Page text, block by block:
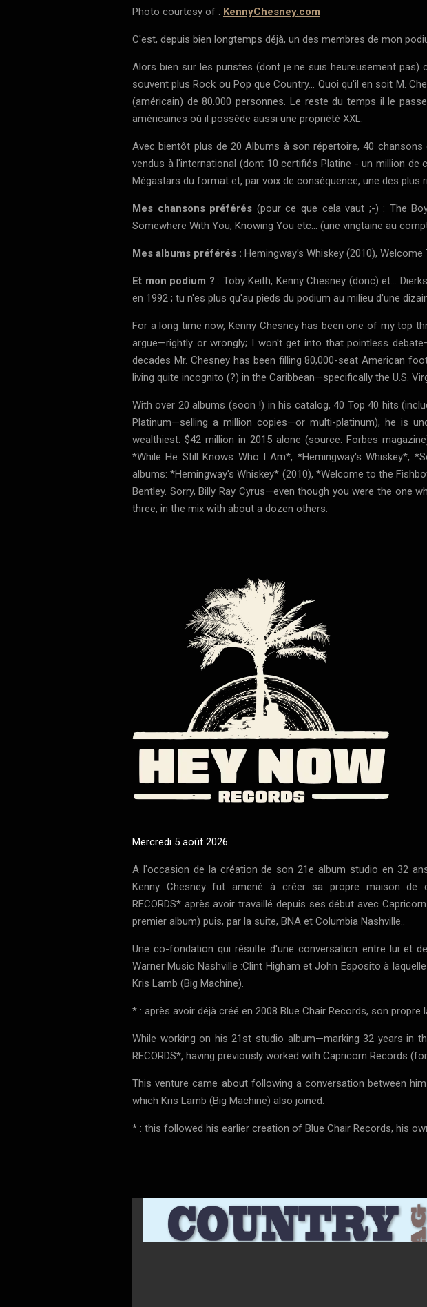
Photo courtesy of : KennyChesney.com
C'est, depuis bien longtemps déjà, un des membres de mon
Alors bien sur les puristes (dont je ne suis heureusement
souvent plus Rock ou Pop que Country... Quoi qu'il en soit M.
(américain) de 80.000 personnes. Le reste du temps il le
américaines où il possède aussi une propriété XXL.
Avec bientôt plus de 20 Albums à son répertoire, 40
vendus à l'international (dont 10 certifiés Platine - un million
Mégastars du format et, par voix de conséquence, une des
Mes chansons préférés (pour ce que cela vaut ;-) : The
Somewhere With You, Knowing You etc... (une vingtaine au
Mes albums préférés : Hemingway's Whiskey (2010), Welcome
Et mon podium ? : Toby Keith, Kenny Chesney (donc) et...
en 1992 ; tu n'es plus qu'au pieds du podium au milieu d'une
For a long time now, Kenny Chesney has been one of my top
argue—rightly or wrongly; I won't get into that pointless
decades Mr. Chesney has been filling 80,000-seat American
living quite incognito (?) in the Caribbean—specifically the U.S.
With over 20 albums (soon !) in his catalog, 40 Top 40 hits
Platinum—selling a million copies—or multi-platinum), he is
wealthiest: $42 million in 2015 alone (source: Forbes
*While He Still Knows Who I Am*, *Hemingway's Whiskey*,
albums: *Hemingway's Whiskey* (2010), *Welcome to the
Bentley. Sorry, Billy Ray Cyrus—even though you were the one
three, in the mix with about a dozen others.
Mercredi 5 août 2026
A l'occasion de la création de son 21e album studio en 32
Kenny Chesney fut amené à créer sa propre maison de
RECORDS* après avoir travaillé depuis ses début avec
premier album) puis, par la suite, BNA et Columbia Nashville..
Une co-fondation qui résulte d'une conversation entre lui et
Warner Music Nashville :Clint Higham et John Esposito à
Kris Lamb (Big Machine).
* : après avoir déjà créé en 2008 Blue Chair Records, son propre
While working on his 21st studio album—marking 32 years in
RECORDS*, having previously worked with Capricorn Records
This venture came about following a conversation between
which Kris Lamb (Big Machine) also joined.
* : this followed his earlier creation of Blue Chair Records, his